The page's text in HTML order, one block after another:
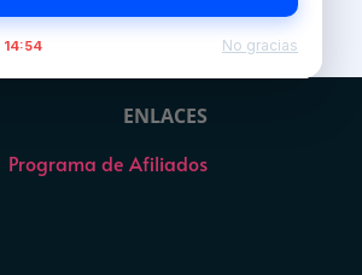
ENLACES
Programa de Afiliados
14:54 No gracias